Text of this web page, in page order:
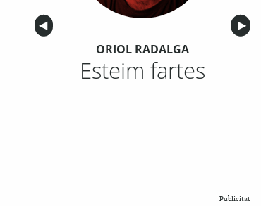
Anterior
◀︎ ▶︎
ORIOL RADALGA
Esteim fartes
Publicitat